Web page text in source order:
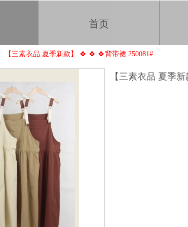
首页
【三素衣品 夏季新款】 🍀 🍀 🍀背带裙 250081#
【三素衣品 夏季